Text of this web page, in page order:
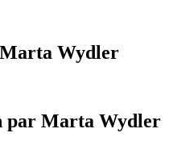
Wydler
par Marta Wydler